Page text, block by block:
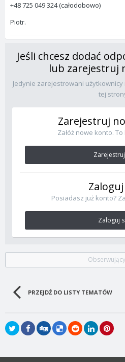
+48 725 049 324 (całodobowo)
Piotr.
Jeśli chcesz dodać
lub zarejestruj
Jedynie zarejestrowani
tej
Zarejestruj
Załóż nowe konto.
Posiadasz już konto?
Zaloguj
Obserwujący
PRZEJDŹ DO LISTY TEMATÓW